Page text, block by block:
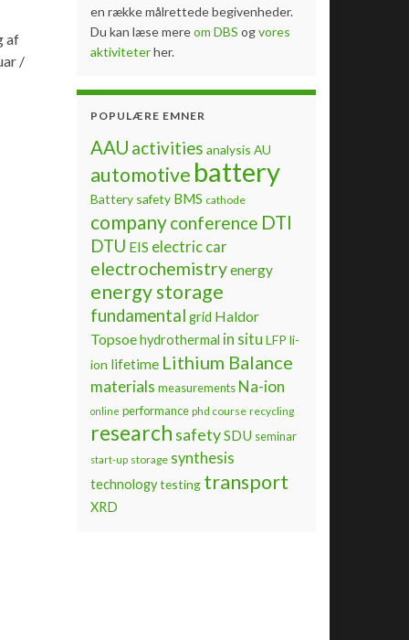
af
/
en række målrettede begivenheder.
Du kan læse mereom DBS ogvores
aktiviteterher.
POPULÆRE EMNER
AAU activities analysis AU
automotive battery
Battery safety BMS cathode
companyconference DTI
DTU EIS electric car
electrochemistryenergy
energy storage
fundamental grid Haldor
Topsoe hydrothermal in situ LFP li-
ion lifetime Lithium Balance
materials measurements Na-ion
online performance phd course recycling
research safetySDU seminar
start-up storage synthesis
technology testing transport
XRD